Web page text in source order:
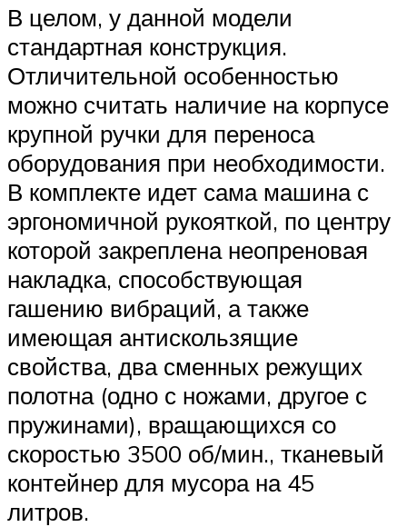
В целом, у данной модели
стандартная конструкция.
Отличительной особенностью
можно считать наличие на корпусе
крупной ручки для переноса
оборудования при необходимости.
В комплекте идет сама машина с
эргономичной рукояткой, по центру
которой закреплена неопреновая
накладка, способствующая
гашению вибраций, а также
имеющая антискользящие
свойства, два сменных режущих
полотна (одно с ножами, другое с
пружинами), вращающихся со
скоростью 3500 об/мин., тканевый
контейнер для мусора на 45
литров.